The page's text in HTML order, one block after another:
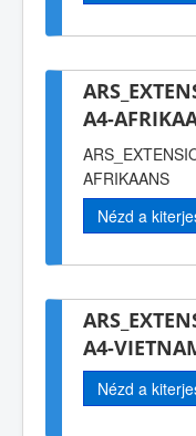
A4-
AFRIKAANS
Nézd a
A4-
Nézd a